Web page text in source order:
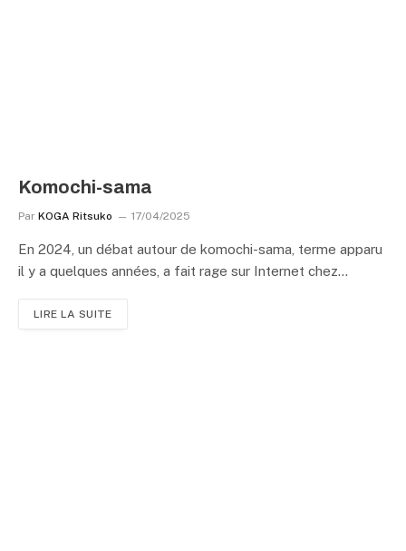
Komochi-sama
Par KOGA Ritsuko 17/04/2025
En 2024, un débat autour de komochi-sama, terme apparu
il y a quelques années, a fait rage sur Internet chez…
LIRE LA SUITE